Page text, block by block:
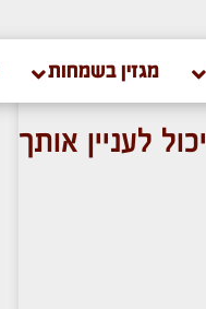
מגזין בשמחות
יכול לעניין אותך